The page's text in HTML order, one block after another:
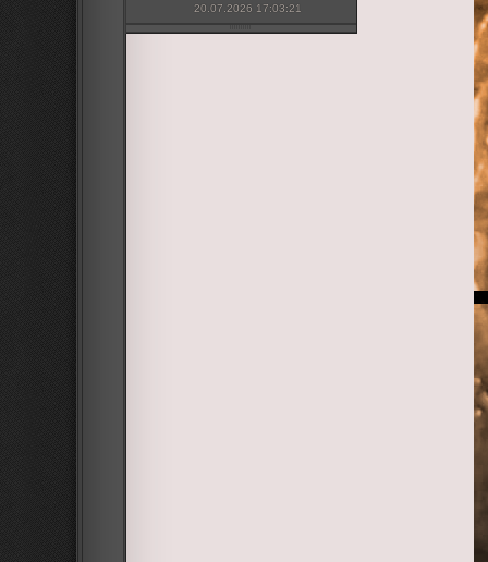
20.07.2026 17:03:21